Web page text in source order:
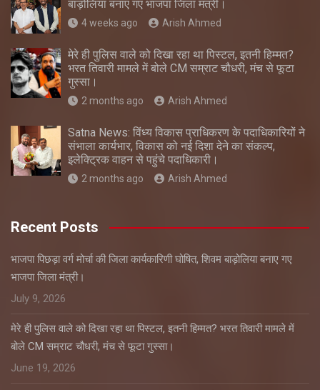
बाड़ोलिया बनाए गए भाजपा जिला मंत्री।
4 weeks ago Arish Ahmed
मेरे ही पुलिस वाले को दिखा रहा था पिस्टल, इतनी हिम्मत?
भरत तिवारी मामले में बोले CM सम्राट चौधरी, मंच से फूटा
गुस्सा।
2 months ago Arish Ahmed
Satna News: विंध्य विकास प्राधिकरण के पदाधिकारियों ने
संभाला कार्यभार, विकास को नई दिशा देने का संकल्प,
इलेक्ट्रिक वाहन से पहुंचे पदाधिकारी।
2 months ago Arish Ahmed
Recent Posts
भाजपा पिछड़ा वर्ग मोर्चा की जिला कार्यकारिणी घोषित, शिवम बाड़ोलिया बनाए गए
भाजपा जिला मंत्री।
July 9, 2026
मेरे ही पुलिस वाले को दिखा रहा था पिस्टल, इतनी हिम्मत? भरत तिवारी मामले में
बोले CM सम्राट चौधरी, मंच से फूटा गुस्सा।
June 19, 2026